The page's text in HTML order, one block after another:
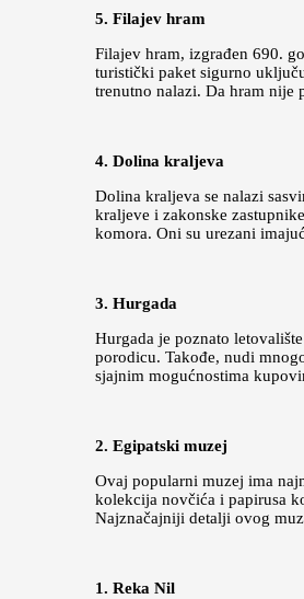
5. Filajev hram
Filajev hram, izgrađen 690.
turistički paket sigurno
trenutno nalazi. Da hram nije
4. Dolina kraljeva
Dolina kraljeva se nalazi
kraljeve i zakonske
komora. Oni su urezani
3. Hurgada
Hurgada je poznato
porodicu. Takođe, nudi
sjajnim mogućnostima
2. Egipatski muzej
Ovaj popularni muzej ima
kolekcija novčića i papirusa
Najznačajniji detalji ovog
1. Reka Nil